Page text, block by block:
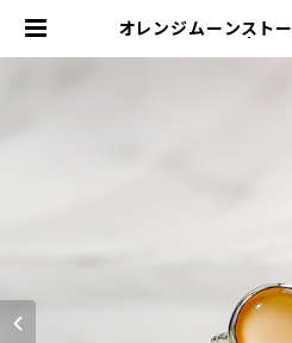
オレンジムーンスト